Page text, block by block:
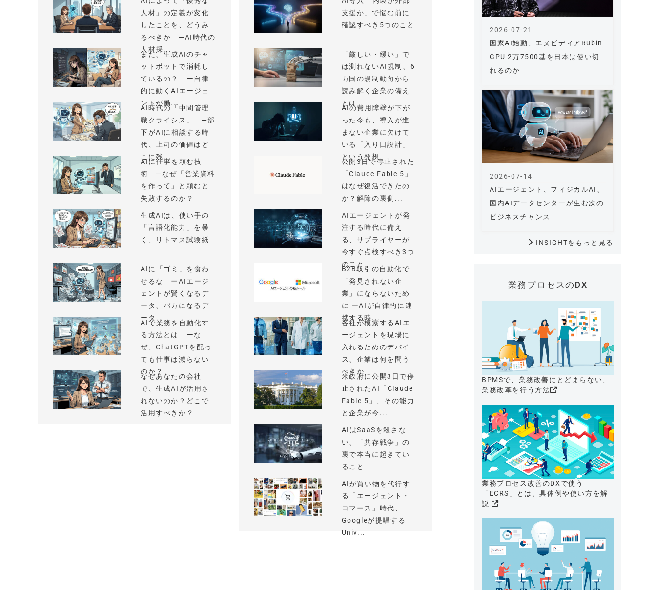
人材」の定義が変化
したことを、どうみ
るべきか —AI時代の
人材採...
まだ、生成AIのチャ
ットボットで消耗し
ているの？ ー自律
的に動くAIエージェ
ントが働...
AI時代の「中間管理
職クライシス」 —部
下がAIに相談する時
代、上司の価値はど
こに残...
AIに仕事を頼む技
術 —なぜ「営業資料
を作って」と頼むと
失敗するのか？
生成AIは、使い手の
「言語化能力」を暴
く、リトマス試験紙
AIに「ゴミ」を食わ
せるな ーAIエージ
ェントが賢くなるデ
ータ、バカになるデ
ータ
AIで業務を自動化す
る方法とは ーな
ぜ、ChatGPTを配っ
ても仕事は減らない
のか？
なぜあなたの会社
で、生成AIが活用さ
れないのか？どこで
活用すべきか？
支援か」で悩む前に
確認すべき5つのこと
「厳しい・緩い」で
は測れないAI規制、6
カ国の規制動向から
読み解く企業の備え
とは
AIの費用障壁が下が
った今も、導入が進
まない企業に欠けて
いる「入り口設計」
という発想
公開3日で停止された
「Claude Fable 5」
はなぜ復活できたの
か？解除の裏側...
AIエージェントが発
注する時代に備え
る、サプライヤーが
今すぐ点検すべき3つ
のこと
B2B取引の自動化で
「発見されない企
業」にならないため
に ーAIが自律的に連
携する時...
各社が模索するAIエ
ージェントを現場に
入れるためのデバイ
ス、企業は何を問う
べきか
米政府に公開3日で停
止されたAI「Claude
Fable 5」、その能力
と企業が今...
AIはSaaSを殺さな
い、「共存戦争」の
裏で本当に起きてい
ること
AIが買い物を代行す
る「エージェント・
コマース」時代、
Googleが提唱する
Univ...
国家AI始動、エヌビディアRubin
GPU 2万7500基を日本は使い切
れるのか
2026-07-21
AIエージェント、フィジカルAI、
国内AIデータセンターが生む次の
ビジネスチャンス
2026-07-14
INSIGHTをもっと見る
業務プロセスのDX
BPMSで、業務改善にとどまらない、
業務改革を行う方法
業務プロセス改善のDXで使う
「ECRS」とは、具体例や使い方を解
説